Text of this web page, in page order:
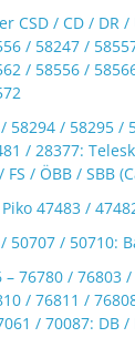
CSD / CD / DR
/ 58247 /
/ 58556 /
58294 / 58295 /
/ 28377:
/ ÖBB / SBB
47483 /
50707 / 50710:
76780 / 76803
/ 76811 /
/ 70087: DB /